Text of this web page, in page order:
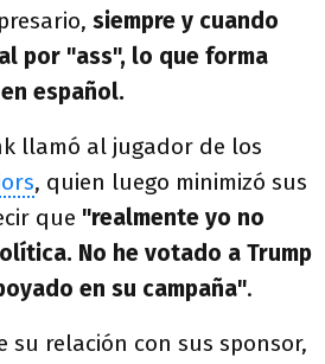
siempre y cuando
por "ass", lo que forma
español.
llamó al jugador de los
, quien luego minimizó sus
que "realmente yo no
No he votado a Trump
en su campaña".
su relación con sus sponsor,